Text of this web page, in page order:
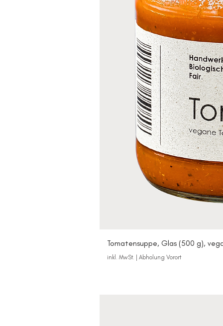
Tomatensuppe, Glas (500 g),
inkl. MwSt. Abholung Vorort